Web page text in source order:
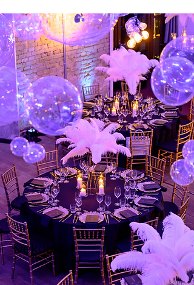
Dekoracje